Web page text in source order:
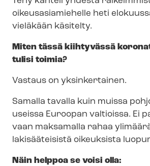
oi­keus­asia­mie­hel­le heti
vieläkään käsitelty.
Miten tässä kiihtyvässä
tulisi toimia?
Vastaus on yksinkertainen.
Samalla tavalla kuin muissa
useissa Euroopan valtioissa. Ei
vaan maksamalla rahaa
lakisääteisistä oikeuksista
Näin helppoa se voisi olla: